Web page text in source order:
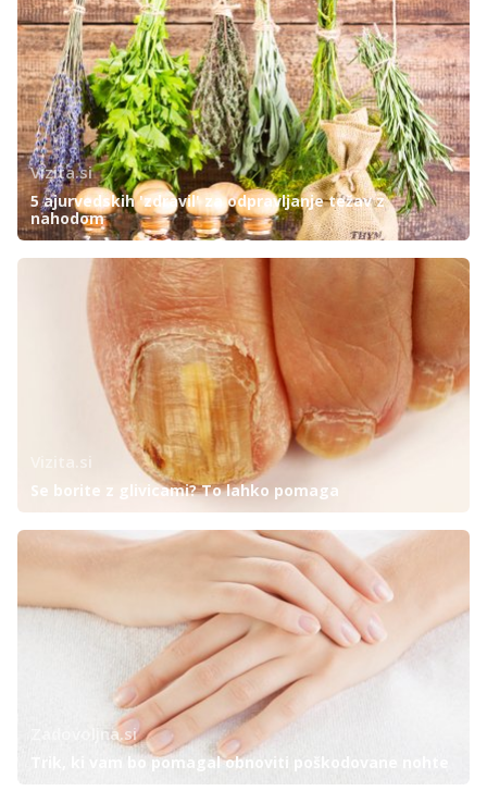
Vizita.si
5 ajurvedskih 'zdravil' za odpravljanje težav z
nahodom
Vizita.si
Se borite z glivicami? To lahko pomaga
Zadovoljna.si
Trik, ki vam bo pomagal obnoviti poškodovane nohte